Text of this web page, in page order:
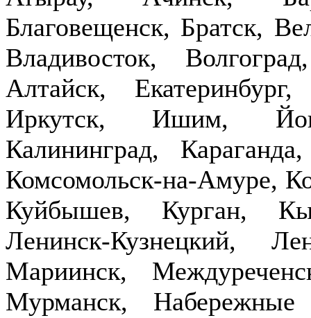
Благовещенск, Братск,
Владивосток,
Алтайск,
Иркутск, Ишим,
Калининград,
Комсомольск-на-Амуре,
Куйбышев, Курган,
Ленинск-Кузнецкий,
Мариинск,
Мурманск,